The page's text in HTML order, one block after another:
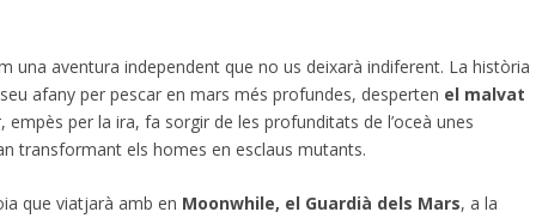
una aventura independent que no us deixarà indiferent. La història
afany per pescar en mars més profundes, desperten el malvat
empès per la ira, fa sorgir de les profunditats de l’oceà unes
transformant els homes en esclaus mutants.
que viatjarà amb en Moonwhile, el Guardià dels Mars, a la